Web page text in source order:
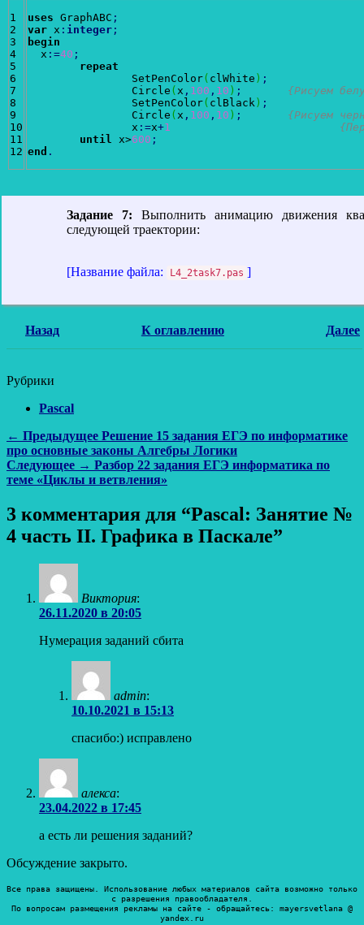
1
2
3
4
5
6
7
8
9
10
11
uses GraphABC ;
var x : integer ;
begin
  x
: =40 ;
repeat
		SetPenColor
( clWhite ) ;
		Circle
( x , 100 , 10 ) ;
{Рисуем
		SetPenColor
( clBlack ) ;
		Circle
( x , 100 , 10 ) ;
{Рисуем
		x
: =x+1
until
x>600 ;
end .
Задание 7: Выполнить анимацию движения
следующей траектории:
[Название файла: L4_2task7.pas ]
Назад К оглавлению Далее
Рубрики
Pascal
Навигация
по
записям
← Предыдущее Предыдущая
запись:
Решение 15 задания ЕГЭ по информатике
про основные законы Алгебры Логики
Следующее → Следующая
запись:
Разбор 22 задания ЕГЭ информатика по
теме «Циклы и ветвления»
3 комментария для “Pascal: Занятие №
4 часть II. Графика в Паскале”
Виктория:
26.11.2020 в 20:05
Нумерация заданий сбита
admin:
10.10.2021 в 15:13
спасибо:) исправлено
алекса:
23.04.2022 в 17:45
а есть ли решения заданий?
Обсуждение закрыто.
Все права защищены. Использование любых материалов сайта возможно только
с разрешения правообладателя.
По вопросам размещения рекламы на сайте - обращайтесь: mayersvetlana @
yandex.ru